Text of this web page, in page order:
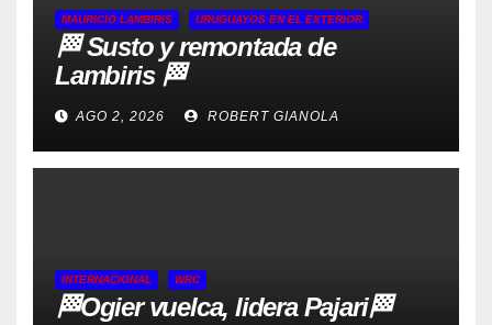
MAURICIO LAMBIRIS URUGUAYOS EN EL EXTERIOR
🏁 Susto y remontada de
Lambiris 🏁
AGO 2, 2026 ROBERT GIANOLA
INTERNACIONAL WRC
🏁Ogier vuelca, lidera Pajari🏁